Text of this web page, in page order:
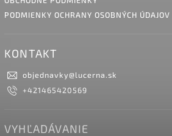
PODMIENKY OCHRANY OSOBNÝCH ÚDAJOV
KONTAKT
objednavky@lucerna.sk
+421465420569
VYHĽADÁVANIE